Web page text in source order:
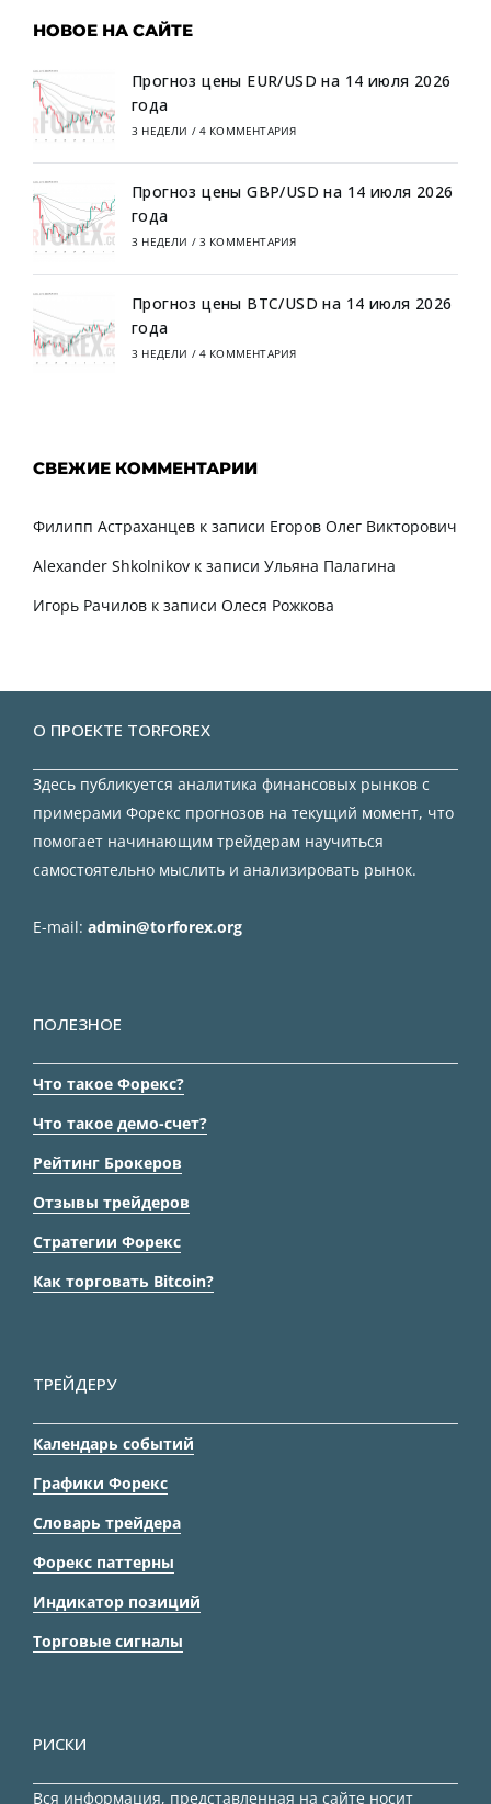
НОВОЕ НА САЙТЕ
Прогноз цены EUR/USD на 14 июля 2026
года
3 НЕДЕЛИ / 4 КОММЕНТАРИЯ
Прогноз цены GBP/USD на 14 июля 2026
года
3 НЕДЕЛИ / 3 КОММЕНТАРИЯ
Прогноз цены BTC/USD на 14 июля 2026
года
3 НЕДЕЛИ / 4 КОММЕНТАРИЯ
СВЕЖИЕ КОММЕНТАРИИ
Филипп Астраханцев к записи Егоров Олег Викторович
Alexander Shkolnikov к записи Ульяна Палагина
Игорь Рачилов к записи Олеся Рожкова
О ПРОЕКТЕ TORFOREX
Здесь публикуется аналитика финансовых рынков с
примерами Форекс прогнозов на текущий момент, что
помогает начинающим трейдерам научиться
самостоятельно мыслить и анализировать рынок.
E-mail: admin@torforex.org
ПОЛЕЗНОЕ
Что такое Форекс?
Что такое демо-счет?
Рейтинг Брокеров
Отзывы трейдеров
Стратегии Форекс
Как торговать Bitcoin?
ТРЕЙДЕРУ
Календарь событий
Графики Форекс
Словарь трейдера
Форекс паттерны
Индикатор позиций
Торговые сигналы
РИСКИ
Вся информация, представленная на сайте носит